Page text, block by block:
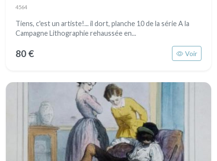
4564
Tiens, c'est un artiste!... il dort, planche 10 de la série A la
Campagne Lithographie rehaussée en...
80 € Voir